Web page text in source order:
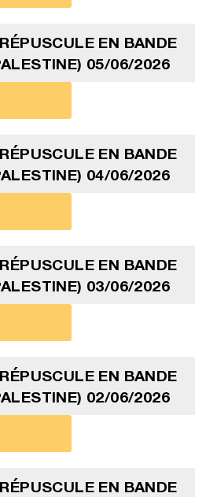
EN BANDE
05/06/2026
EN BANDE
04/06/2026
EN BANDE
03/06/2026
EN BANDE
02/06/2026
EN BANDE